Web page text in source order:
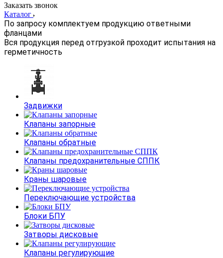
Заказать звонок
Каталог
По запросу комплектуем продукцию ответными
фланцами
Вся продукция перед отгрузкой проходит испытания на
герметичность
Задвижки
Клапаны запорные
Клапаны обратные
Клапаны предохранительные СППК
Краны шаровые
Переключающие устройства
Блоки БПУ
Затворы дисковые
Клапаны регулирующие